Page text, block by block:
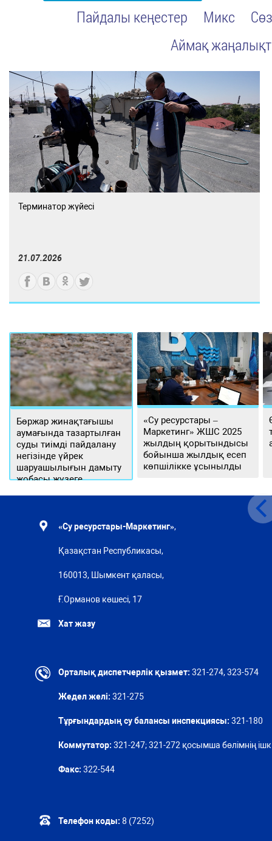
Пайдалы кеңестер
Микс
Аймақ
Терминатор жүйесі
21.07.2026
Бөржар жинақтағышы
аумағында тазартылған
суды тиімді пайдалану
негізінде үйрек
шаруашылығын дамыту
жобасы жүзеге
«Су ресурстары –
Маркетинг» ЖШС 2025
жылдың қорытындысы
бойынша жылдық есеп
көпшілікке ұсынылды
«Су ресурстары-Маркетинг»,
Қазақстан Республикасы,
160013, Шымкент қаласы,
Ғ.Орманов көшесі, 17
Хат жазу
Орталық диспетчерлік қызмет: 321-274, 323-574
Жедел желі: 321-275
Тұрғындардың су балансы инспекциясы: 321-180
Коммутатор: 321-247; 321-272 қосымша бөлімнің ішкі
Факс: 322-544
Телефон коды: 8 (7252)